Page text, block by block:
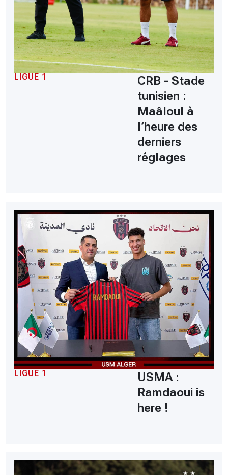
LIGUE 1
CRB - Stade
tunisien :
Maâloul à
l’heure des
derniers
réglages
LIGUE 1
USMA :
Ramdaoui is
here !